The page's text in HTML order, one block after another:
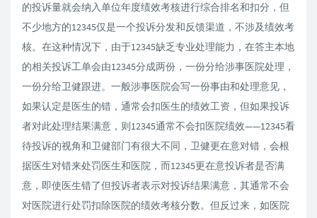
的投诉量就会纳入单位年度绩效考核进行综合排名和扣分，但
不少地方的12345仅是一个投诉分发和反馈渠道，不涉及绩效考
核。在这种情况下，由于12345缺乏专业处理能力，在答主本地
的相关投诉工单会由12345分成两份，一份分给涉事医院处理，
一份分给卫健跟进。一般涉事医院会写一份事由和处理意见，
如果认定是医生的错，通常会扣医生的绩效工资，但如果投诉
者对此处理结果满意，则12345通常不会扣医院绩效——12345看
待投诉的视角和卫健部门有很大不同，卫健更在意对错，会根
据医生对错来处罚医生和医院，而12345更在意投诉者是否满
意，即使医生错了但投诉者表示对投诉结果满意，其通常不会
对医院进行处罚扣除医院的绩效考核分数。但反过来，如医院